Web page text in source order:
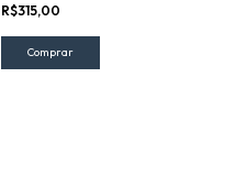
R$315,00